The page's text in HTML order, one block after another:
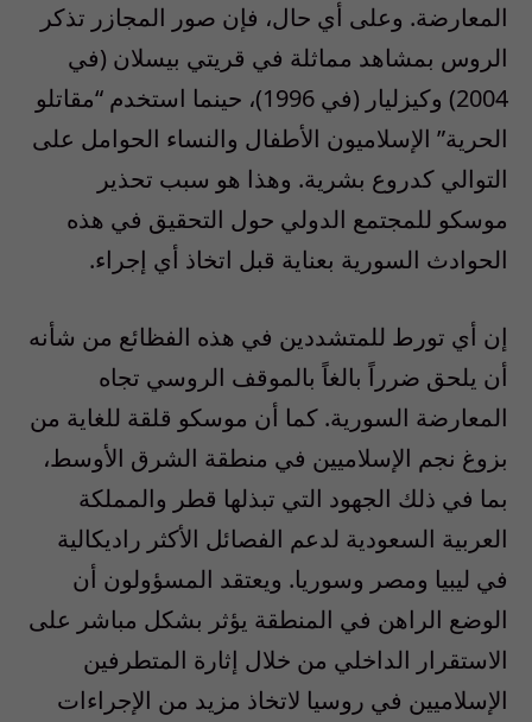
المعارضة. وعلى أي حال، فإن صور المجازر تذكر
الروس بمشاهد مماثلة في قريتي بيسلان (في
2004) وكيزليار (في 1996)، حينما استخدم “مقاتلو
الحرية” الإسلاميون الأطفال والنساء الحوامل على
التوالي كدروع بشرية. وهذا هو سبب تحذير
موسكو للمجتمع الدولي حول التحقيق في هذه
الحوادث السورية بعناية قبل اتخاذ أي إجراء.
إن أي تورط للمتشددين في هذه الفظائع من شأنه
أن يلحق ضرراً بالغاً بالموقف الروسي تجاه
المعارضة السورية. كما أن موسكو قلقة للغاية من
بزوغ نجم الإسلاميين في منطقة الشرق الأوسط،
بما في ذلك الجهود التي تبذلها قطر والمملكة
العربية السعودية لدعم الفصائل الأكثر راديكالية
في ليبيا ومصر وسوريا. ويعتقد المسؤولون أن
الوضع الراهن في المنطقة يؤثر بشكل مباشر على
الاستقرار الداخلي من خلال إثارة المتطرفين
الإسلاميين في روسيا لاتخاذ مزيد من الإجراءات